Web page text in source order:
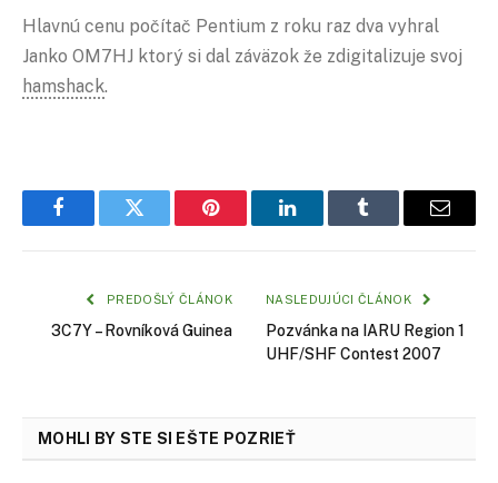
Hlavnú cenu počítač Pentium z roku raz dva vyhral
Janko OM7HJ ktorý si dal záväzok že zdigitalizuje svoj
hamshack.
FacebookTwitter Pinterest LinkedInTumblr Email
PREDOŠLÝ ČLÁNOK
3C7Y – Rovníková Guinea
NASLEDUJÚCI ČLÁNOK
Pozvánka na IARU Region 1
UHF/SHF Contest 2007
MOHLI BY STE SI EŠTE POZRIEŤ